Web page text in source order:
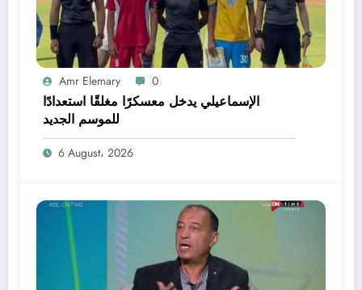
Amr Elemary 0
الإسماعيلي يدخل معسكرًا مغلقًا استعدادًا
للموسم الجديد
6 August، 2026